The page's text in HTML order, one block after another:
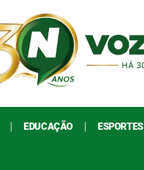
EDUCAÇÃO ESPORTES